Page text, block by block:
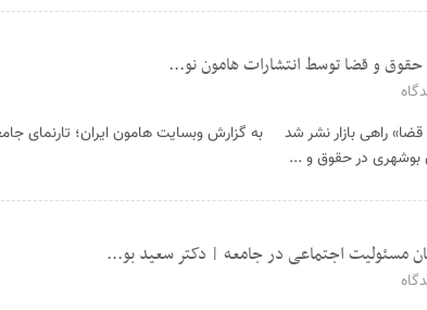
و قضا توسط انتشارات هامون نو...
بوشهری در حقوق و ...
مسئولیت اجتماعی در جامعه | دکتر سعید بو...